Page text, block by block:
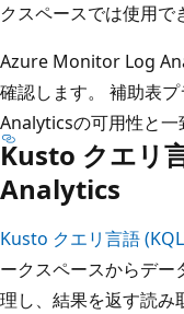
クスペースでは使用で
Azure Monitor Log
確認します。 補助表
Analyticsの可用性と一
Kusto クエリ
Analytics
Kusto クエリ言語
ークスペースからデー
理し、結果を返す読み